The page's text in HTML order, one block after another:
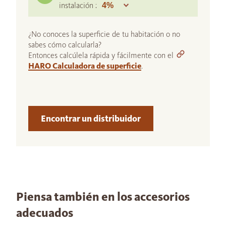
instalación :
¿No conoces la superficie de tu habitación o no
sabes cómo calcularla?
Entonces calcúlela rápida y fácilmente con el
HARO Calculadora de superficie.
Encontrar un distribuidor
Piensa también en los accesorios
adecuados